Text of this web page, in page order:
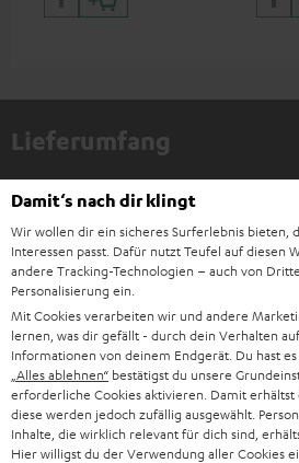
Lieferumfang
1 × Netzkabel für MUSICSTATION (ET) –
1 × MUSICSTATION Fernbedienung – -
Damit‘s nach dir klingt
Wir wollen dir ein sicheres Surferlebnis bieten,
Interessen passt. Dafür nutzt Teufel auf diesen
andere Tracking-Technologien – auch von
Personalisierung ein.
Mit Cookies verarbeiten wir und andere
lernen, was dir gefällt - durch dein Verhalten
Informationen von deinem Endgerät. Du hast
„Alles ablehnen“ bestätigst du unsere
erforderliche Cookies aktivieren. Damit erhältst
diese werden jedoch zufällig ausgewählt.
Inhalte, die wirklich relevant für dich sind,
Hier willigst du der Verwendung aller Cookies